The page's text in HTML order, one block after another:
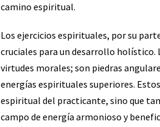
camino espiritual.
Los ejercicios espirituales, por su
cruciales para un desarrollo holístico.
virtudes morales; son piedras
energías espirituales superiores.
espiritual del practicante, sino que
campo de energía armonioso y